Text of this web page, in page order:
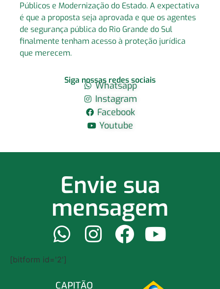
Públicos e Modernização do Estado. A expectativa
é que a proposta seja aprovada e que os agentes
de segurança pública do Rio Grande do Sul
finalmente tenham acesso à proteção jurídica
que merecem.
Siga nossas redes sociais
Whatsapp
Instagram
Facebook
Youtube
Envie sua
mensagem
[bitform id='2']